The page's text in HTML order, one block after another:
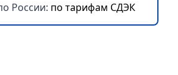
России: по тарифам СДЭК